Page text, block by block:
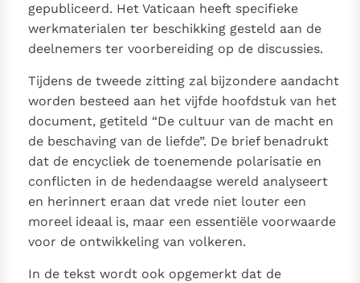
gepubliceerd. Het Vaticaan heeft specifieke
werkmaterialen ter beschikking gesteld aan de
deelnemers ter voorbereiding op de discussies.
Tijdens de tweede zitting zal bijzondere aandacht
worden besteed aan het vijfde hoofdstuk van het
document, getiteld “De cultuur van de macht en
de beschaving van de liefde”. De brief benadrukt
dat de encycliek de toenemende polarisatie en
conflicten in de hedendaagse wereld analyseert
en herinnert eraan dat vrede niet louter een
moreel ideaal is, maar een essentiële voorwaarde
voor de ontwikkeling van volkeren.
In de tekst wordt ook opgemerkt dat de